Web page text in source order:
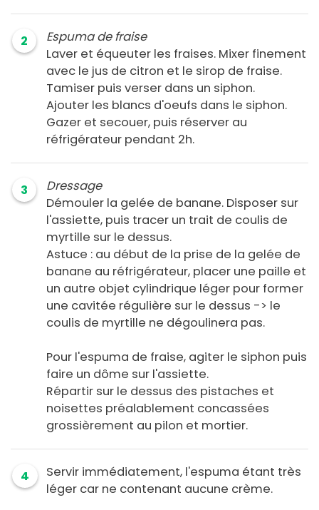
2
Espuma de fraise
Laver et équeuter les fraises. Mixer finement
avec le jus de citron et le sirop de fraise.
Tamiser puis verser dans un siphon.
Ajouter les blancs d'oeufs dans le siphon.
Gazer et secouer, puis réserver au
réfrigérateur pendant 2h.
3
Dressage
Démouler la gelée de banane. Disposer sur
l'assiette, puis tracer un trait de coulis de
myrtille sur le dessus.
Astuce : au début de la prise de la gelée de
banane au réfrigérateur, placer une paille et
un autre objet cylindrique léger pour former
une cavitée régulière sur le dessus -> le
coulis de myrtille ne dégoulinera pas.
Pour l'espuma de fraise, agiter le siphon puis
faire un dôme sur l'assiette.
Répartir sur le dessus des pistaches et
noisettes préalablement concassées
grossièrement au pilon et mortier.
4
Servir immédiatement, l'espuma étant très
léger car ne contenant aucune crème.